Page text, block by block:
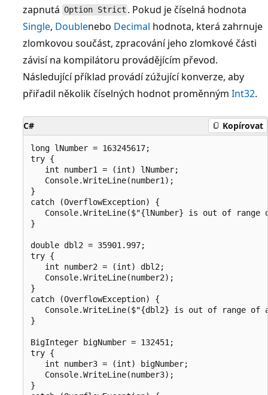
zapnutá Option Strict . Pokud je číselná hodnota
Single, Doublenebo Decimal hodnota, která zahrnuje
zlomkovou součást, zpracování jeho zlomkové části
závisí na kompilátoru provádějícím převod.
Následující příklad provádí zúžující konverze, aby
přiřadil několik číselných hodnot proměnným Int32.
C# Kopírovat
long lNumber = 163245617;
try {
   int number1 = (int) lNumber;
   Console.WriteLine(number1);
}
catch (OverflowException) {
Console.WriteLine($"{lNumber} is out of range
}
double dbl2 = 35901.997;
try {
   int number2 = (int) dbl2;
   Console.WriteLine(number2);
}
catch (OverflowException) {
Console.WriteLine($"{dbl2} is out of range of
}
BigInteger bigNumber = 132451;
try {
   int number3 = (int) bigNumber;
   Console.WriteLine(number3);
}